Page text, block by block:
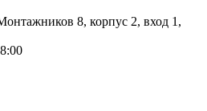
8, корпус 2, вход 1,